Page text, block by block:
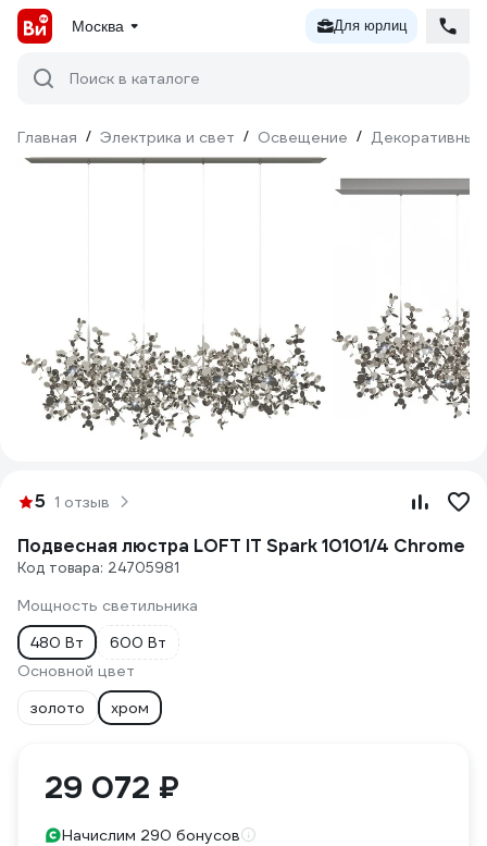
Москва Для юрлиц
Поиск в каталоге
Главная / Электрика и свет / Освещение / Декоративный
5 1 отзыв
Подвесная люстра LOFT IT Spark 10101/4 Chrome
Код товара: 24705981
Мощность светильника
480 Вт
600 Вт
Основной цвет
золото
хром
29 072 ₽
Начислим 290 бонусов